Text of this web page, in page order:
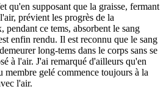
qu'en supposant que la graisse, fermant
prévient les progrès de la
pendant ce tems, absorbent le sang
enfin rendu. Il est reconnu que le sang
long-tems dans le corps sans se
à l'air. J'ai remarqué d'ailleurs qu'en
membre gelé commence toujours à la
l'air.